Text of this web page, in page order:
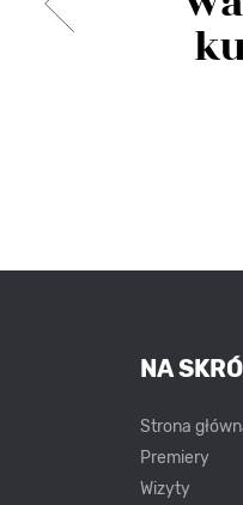
NA
Strona
Premiery
Wizyty